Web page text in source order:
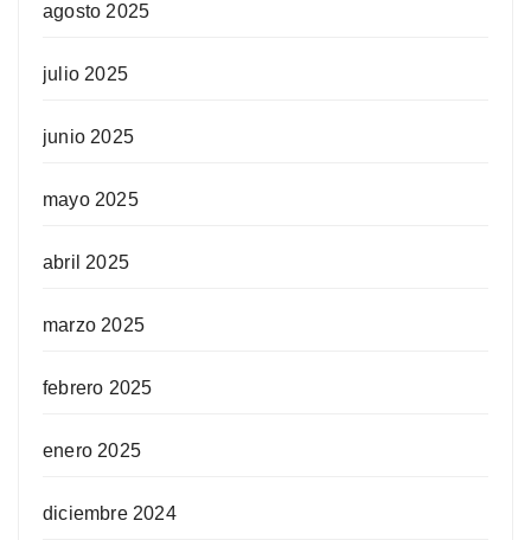
agosto 2025
julio 2025
junio 2025
mayo 2025
abril 2025
marzo 2025
febrero 2025
enero 2025
diciembre 2024